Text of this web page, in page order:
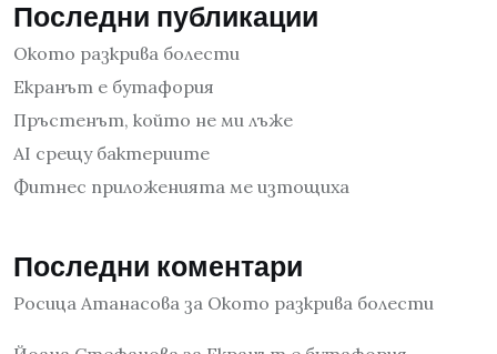
Последни публикации
Окото разкрива болести
Екранът е бутафория
Пръстенът, който не ми лъже
AI срещу бактериите
Фитнес приложенията ме изтощиха
Последни коментари
Росица Атанасова за Окото разкрива болести